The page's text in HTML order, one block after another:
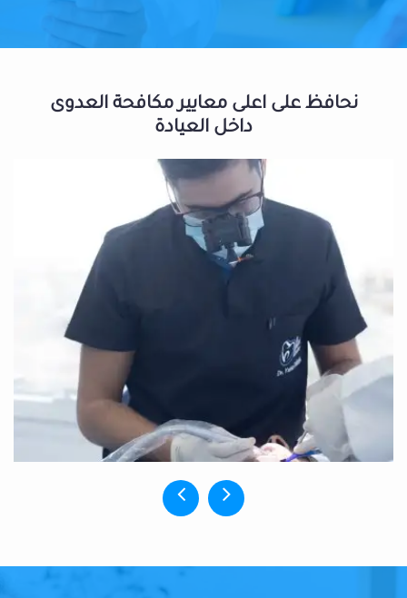
نحافظ على اعلى معايير مكافحة العدوى
داخل العيادة